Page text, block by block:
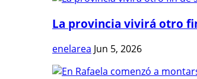
La provincia vivirá otro
enelarea Jun 5, 2026